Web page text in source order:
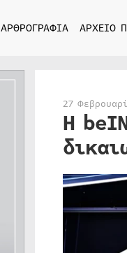
ΑΡΘΡΟΓΡΑΦΙΑ ΑΡΧΕΙΟ
27
Η